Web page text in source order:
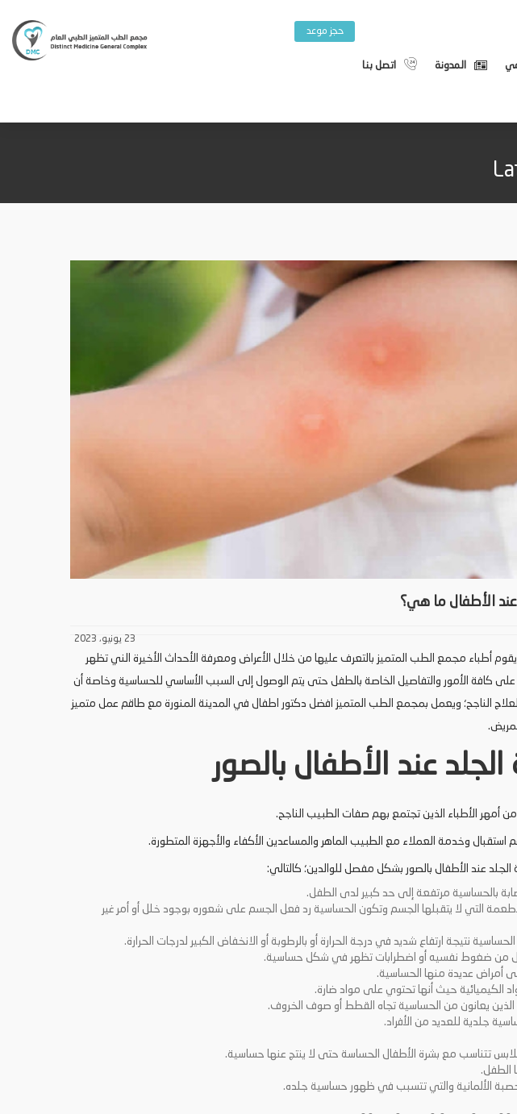
المدونة اتصل بنا
حجز موعد
الأطفال ما هي؟
23 يونيو، 2023
أطباء مجمع الطب المتميز بالتعرف عليها من خلال الأعراض ومعرفة الأحداث الأخيرة الني تظهر
كافة الأمور والتفاصيل الخاصة بالطفل حتى يتم الوصول إلى السبب الأساسي للحساسية وخاصة أن
الناجح؛ ويعمل بمجمع الطب المتميز افضل دكتور اطفال في المدينة المنورة مع طاقم عمل متميز
عند الأطفال بالصور
أمهر الأطباء الذين تجتمع بهم صفات الطبيب الناجح.
استقبال وخدمة العملاء مع الطبيب الماهر والمساعدين الأكفاء والأجهزة المتطورة.
عند الأطفال بالصور بشكل مفصل للوالدين؛ كالتالي:
بالحساسية مرتفعة إلى حد كبير لدى الطفل.
التي لا يتقبلها الجسم وتكون الحساسية رد فعل الجسم على شعوره بوجود خلل أو أمر غير
نتيجة ارتفاع شديد في درجة الحرارة أو بالرطوبة أو الانخفاض الكبير لدرجات الحرارة.
من ضغوط نفسيه أو اضطرابات تظهر في شكل حساسية.
أمراض عديدة منها الحساسية.
الكيميائية حيث أنها تحتوي على مواد ضارة.
الذين يعانون من الحساسية تجاه القطط أو صوف الخروف.
جلدية للعديد من الأفراد.
تتناسب مع بشرة الأطفال الحساسة حتى لا ينتج عنها حساسية.
الطفل.
الألمانية والتي تتسبب في ظهور حساسية جلده.